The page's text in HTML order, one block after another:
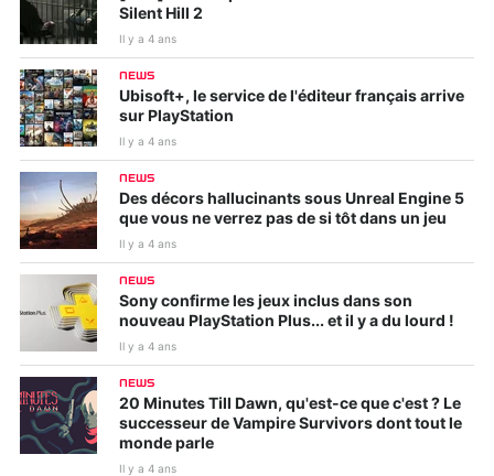
Silent Hill 2
Il y a 4 ans
NEWS
Ubisoft+, le service de l'éditeur français arrive
sur PlayStation
Il y a 4 ans
NEWS
Des décors hallucinants sous Unreal Engine 5
que vous ne verrez pas de si tôt dans un jeu
Il y a 4 ans
NEWS
Sony confirme les jeux inclus dans son
nouveau PlayStation Plus... et il y a du lourd !
Il y a 4 ans
NEWS
20 Minutes Till Dawn, qu'est-ce que c'est ? Le
successeur de Vampire Survivors dont tout le
monde parle
Il y a 4 ans